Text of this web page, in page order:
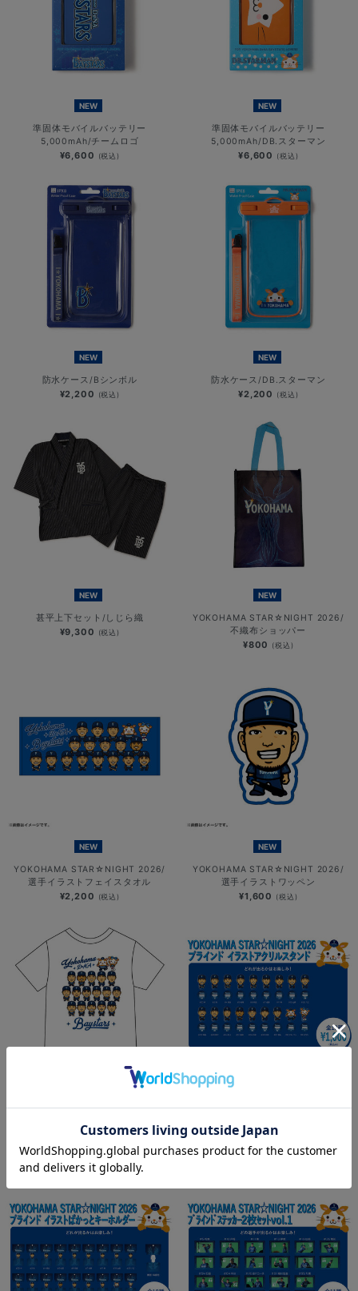
NEW
準固体モバイルバッテリー
5,000mAh/チームロゴ
¥6,600 (税込)
NEW
準固体モバイルバッテリー
5,000mAh/DB.スターマン
¥6,600 (税込)
NEW
防水ケース/Bシンボル
¥2,200 (税込)
NEW
防水ケース/DB.スターマン
¥2,200 (税込)
NEW
甚平上下セット/しじら織
¥9,300 (税込)
NEW
YOKOHAMA STAR☆NIGHT 2026/
不織布ショッパー
¥800 (税込)
NEW
YOKOHAMA STAR☆NIGHT 2026/
選手イラストフェイスタオル
¥2,200 (税込)
NEW
YOKOHAMA STAR☆NIGHT 2026/
選手イラストワッペン
¥1,600 (税込)
選手イラストTシャツ
¥3,800(税込)
ブラインド選手イラストアクリルスタ
ンド